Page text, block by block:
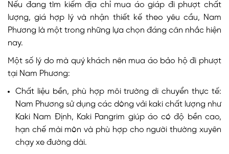
Nếu đang tìm kiếm địa chỉ mua áo giáp đi phượt chất
lượng, giá hợp lý và nhận thiết kế theo yêu cầu, Nam
Phương là một trong những lựa chọn đáng cân nhắc hiện
nay.
Một số lý do mà quý khách nên mua áo bảo hộ đi phượt
tại Nam Phương:
Chất liệu bền, phù hợp môi trường di chuyển thực tế:
Nam Phương sử dụng các dòng vải kaki chất lượng như
Kaki Nam Định, Kaki Pangrim giúp áo có độ bền cao,
hạn chế mài mòn và phù hợp cho người thường xuyên
chạy xe đường dài.